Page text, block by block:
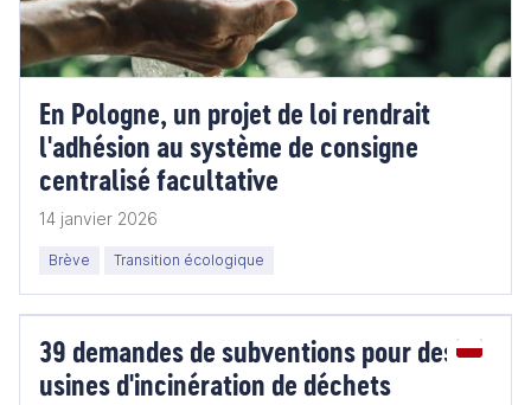
En Pologne, un projet de loi rendrait
l'adhésion au système de consigne
centralisé facultative
14 janvier 2026
Brève Transition écologique
39 demandes de subventions pour des
usines d'incinération de déchets